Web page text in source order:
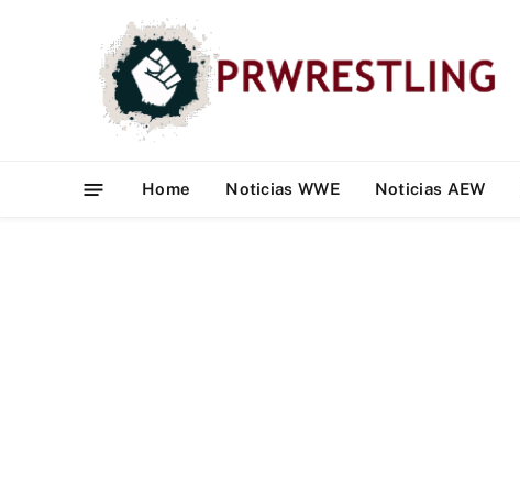
Home Noticias WWE Noticias AEW